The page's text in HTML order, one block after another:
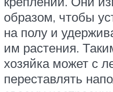
образом, чтобы
на полу и
им растения.
хозяйка может с
переставлять